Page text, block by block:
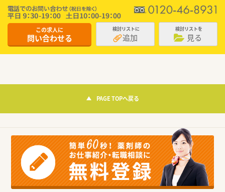
この求人に
問い合わせる
検討リストに
追加
検討リストを
見る
PAGE TOPへ戻る